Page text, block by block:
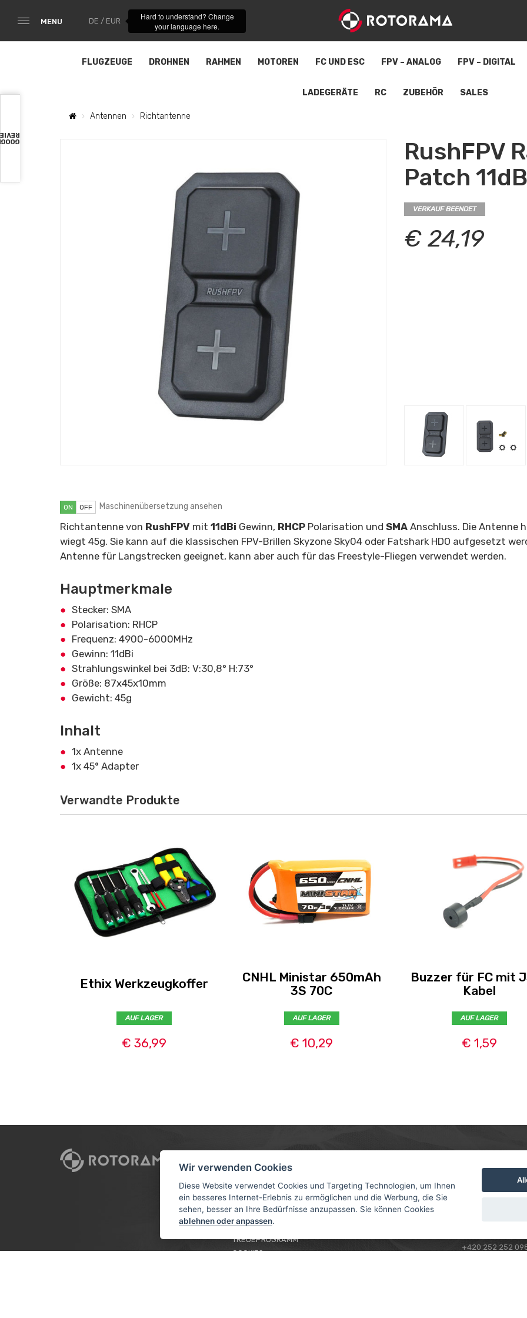
MENU DE / EUR
Hard to understand? Change
your language here.
FLUGZEUGE DROHNEN RAHMEN MOTOREN FC UND ESC FPV – ANALOG FPV – DIGITAL
LADEGERÄTE RC ZUBEHÖR SALES
Antennen Richtantenne
RushFPV
Patch
VERKAUF BEENDET
€ 24,19
ON OFF Maschinenübersetzung ansehen
Richtantenne von RushFPV mit 11dBi Gewinn, RHCP Polarisation und SMA Anschluss. Die Antenne
wiegt 45g. Sie kann auf die klassischen FPV-Brillen Skyzone Sky04 oder Fatshark HDO aufgesetzt
Antenne für Langstrecken geeignet, kann aber auch für das Freestyle-Fliegen verwendet werden.
Hauptmerkmale
Stecker: SMA
Polarisation: RHCP
Frequenz: 4900-6000MHz
Gewinn: 11dBi
Strahlungswinkel bei 3dB: V:30,8° H:73°
Größe: 87x45x10mm
Gewicht: 45g
Inhalt
1x Antenne
1x 45° Adapter
Verwandte Produkte
Ethix Werkzeugkoffer
AUF LAGER
€ 36,99
CNHL Ministar 650mAh
3S 70C
AUF LAGER
€ 10,29
Buzzer für FC mit
Kabel
AUF LAGER
€ 1,59
VERSAND UND ZAHLUNG
AGB
DATENSCHUTZERKLÄRUNG
TUTORIAL FÜR ANFÄNGER
TREUEPROGRAMM
COOKIES
ÜBER UNS
RACING TEAM
ROTORAMA S.R.O.
+420 252 252
Wir verwenden Cookies
Diese Website verwendet Cookies und Targeting Technologien, um Ihnen
ein besseres Internet-Erlebnis zu ermöglichen und die Werbung, die Sie
sehen, besser an Ihre Bedürfnisse anzupassen. Sie können Cookies
ablehnen oder anpassen.